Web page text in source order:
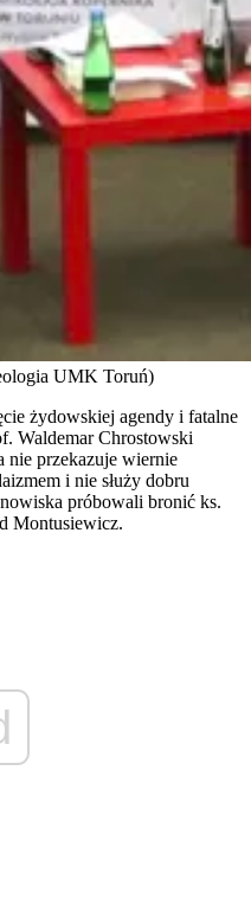
UMK Toruń)
żydowskiej agendy i fatalne
Waldemar Chrostowski
nie przekazuje wiernie
i nie służy dobru
próbowali bronić ks.
Montusiewicz.